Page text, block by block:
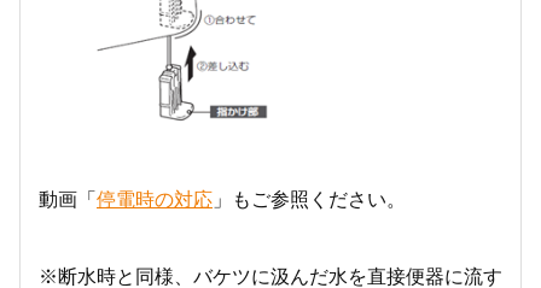
動画「 停電時の対応 」もご参照ください。
※断水時と同様、バケツに汲んだ水を直接便器に流す